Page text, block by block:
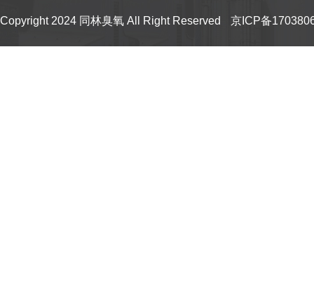
Copyright 2024 同林臭氧 All Right Reserved 京ICP备